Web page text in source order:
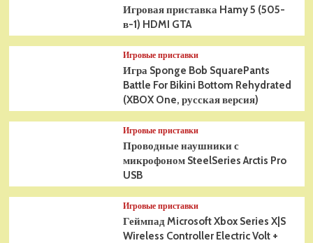
Игровая приставка Hamy 5 (505-
в-1) HDMI GTA
Игровые приставки
Игра Sponge Bob SquarePants
Battle For Bikini Bottom Rehydrated
(XBOX One, русская версия)
Игровые приставки
Проводные наушники с
микрофоном SteelSeries Arctis Pro
USB
Игровые приставки
Геймпад Microsoft Xbox Series X|S
Wireless Controller Electric Volt +